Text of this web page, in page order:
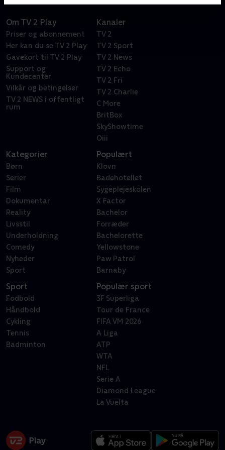
Om TV 2 Play
Priser og abonnement
Her kan du se TV 2 Play
Gavekort til TV 2 Play
Support og
Kundecenter
Vilkår og betingelser
TV 2 NEWS i offentligt
rum
Kanaler
TV 2
TV 2 Sport
TV 2 News
TV 2 Echo
TV 2 Fri
TV 2 Charlie
C More
BritBox
SkyShowtime
Oiii
Kategorier
Børn
Serier
Film
Dokumentar
Reality
Livsstil
Underholdning
Comedy
Nyheder
Sport
Populært
Klovn
Badehotellet
Sygeplejeskolen
X Factor
Bachelor
Forræder
Bachelorette
Yellowstone
Paw Patrol
Barnaby
Sport
Fodbold
Håndbold
Cykling
Tennis
Badminton
Populær sport
3F Superliga
Tour de France
FIFA VM 2026
A Liga
ATP
WTA
NFL
Serie A
Diamond League
La Vuelta